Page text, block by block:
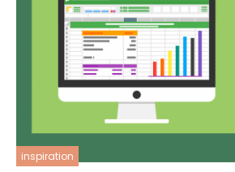
inspiration